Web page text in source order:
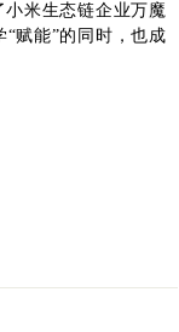
小米生态链企业万魔
赋能”的同时，也成